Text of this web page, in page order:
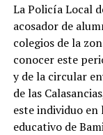
La Policía Local
acosador de
colegios de la
conocer este
y de la circular
de las
este individuo en
educativo de